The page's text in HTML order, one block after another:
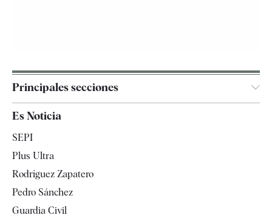
Principales secciones
España
Televisión
Es Noticia
SEPI
Plus Ultra
Rodríguez Zapatero
Pedro Sánchez
Guardia Civil